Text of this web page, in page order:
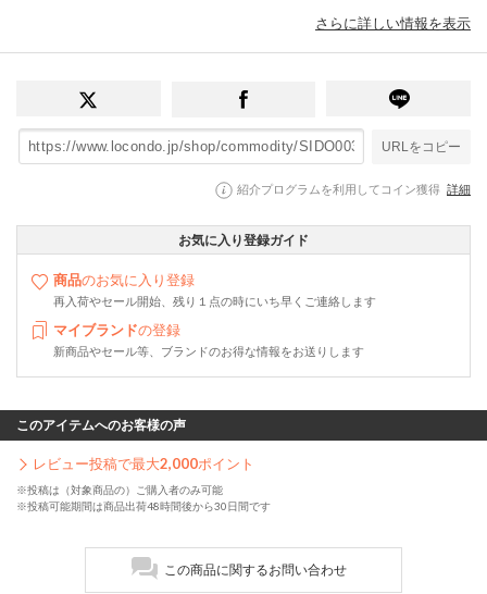
さらに詳しい情報を表示
URLをコピー
紹介プログラムを利用してコイン獲得 詳細
お気に入り登録ガイド
商品のお気に入り登録
再入荷やセール開始、残り１点の時にいち早くご連絡します
マイブランドの登録
新商品やセール等、ブランドのお得な情報をお送りします
このアイテムへのお客様の声
レビュー投稿で最大2,000ポイント
※投稿は（対象商品の）ご購入者のみ可能
※投稿可能期間は商品出荷48時間後から30日間です
この商品に関するお問い合わせ